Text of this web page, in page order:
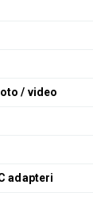
/ video
adapteri